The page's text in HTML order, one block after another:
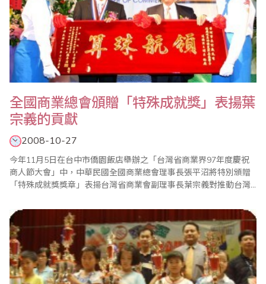
全國商業總會頒贈「特殊成就獎」表揚葉
宗義的貢獻
2008-10-27
今年11月5日在台中市僑園飯店舉辦之「台灣省商業界97年度慶祝
商人節大會」中，中華民國全國商業總會理事長張平沼將特別頒贈
「特殊成就獎獎章」表揚台灣省商業會副理事長葉宗義對推動台灣
算方面的特殊成就，同時接受了經濟日報、工商時報及聯合晚報專
訪報導。 葉宗義服務商業界逾40年，目前擔任全國商業總會常務監
事、台灣省商業會副理事長、商業..